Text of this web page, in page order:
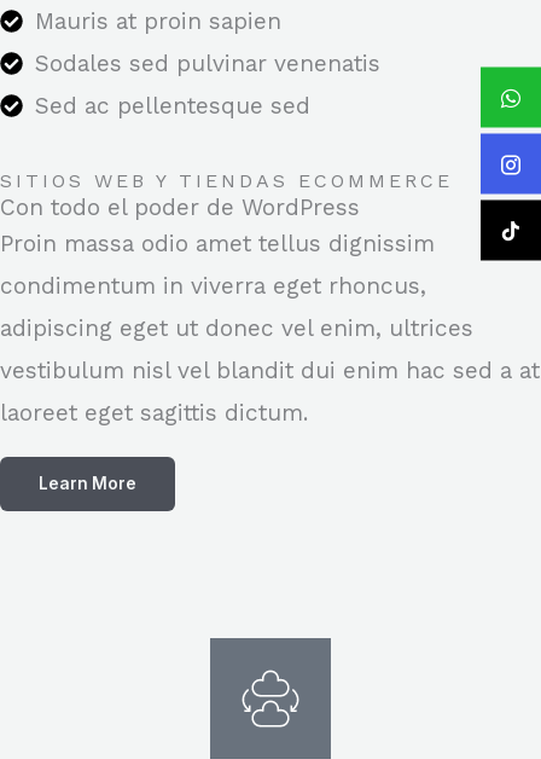
Mauris at proin sapien
Sodales sed pulvinar venenatis
Sed ac pellentesque sed
SITIOS WEB Y TIENDAS ECOMMERCE
Con todo el poder de WordPress
Proin massa odio amet tellus dignissim
condimentum in viverra eget rhoncus,
adipiscing eget ut donec vel enim, ultrices
vestibulum nisl vel blandit dui enim hac sed a at
laoreet eget sagittis dictum.
Learn More